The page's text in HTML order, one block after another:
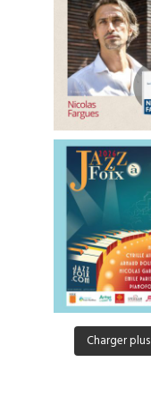
Charger plus